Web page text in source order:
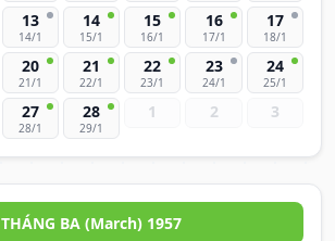
13
14/1
14
15/1
15
16/1
16
17/1
17
18/1
20
21/1
21
22/1
22
23/1
23
24/1
24
25/1
27
28/1
28
29/1
1 2 3
THÁNG BA (March) 1957